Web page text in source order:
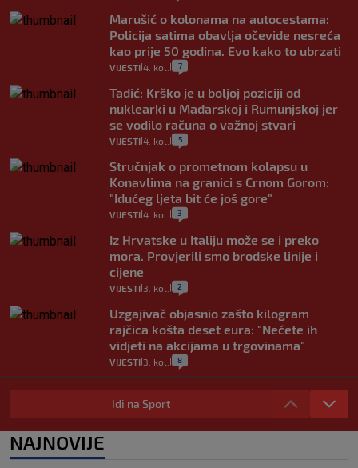
Marušić o kolonama na autocestama:
Policija satima obavlja očevide nesreća
kao prije 50 godina. Evo kako to ubrzati
VIJESTI 4. kol. 7
Tadić: Krško je u boljoj poziciji od
nuklearki u Mađarskoj i Rumunjskoj jer
se vodilo računa o važnoj stvari
VIJESTI 4. kol. 5
Stručnjak o prometnom kolapsu u
Konavlima na granici s Crnom Gorom:
"Idućeg ljeta bit će još gore"
VIJESTI 4. kol. 3
Iz Hrvatske u Italiju može se i preko
mora. Provjerili smo brodske linije i
cijene
VIJESTI 3. kol. 2
Uzgajivač objasnio zašto kilogram
rajčica košta deset eura: "Nećete ih
vidjeti na akcijama u trgovinama"
VIJESTI 3. kol. 8
Selidba je jedno od stresnijih iskustava.
Evo aktualnih cijena i nekoliko savjeta
0
Idi na Sport
NAJNOVIJE